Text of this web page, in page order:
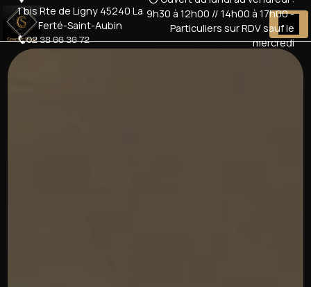
1 bis Rte de Ligny 45240 La
Ferté-Saint-Aubin
02 38 66 36 72
9h30 à 12h00 // 14h00 à 17h00 -
Particuliers sur RDV sauf le
mercredi
Panneau de gestion des cookies